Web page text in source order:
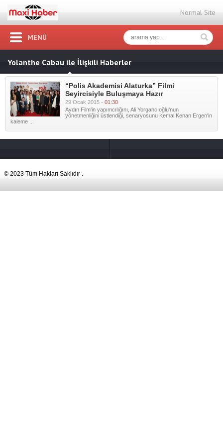
Normal Site
MENÜ
Yolanthe Cabau ile İlişkili Haberler
“Polis Akademisi Alaturka” Filmi
Seyircisiyle Buluşmaya Hazır
29 Ocak 2015 - 01:30
Aydın Film'in yapımcılığını, Ali Yorgancıoğlu'nun
yönetmenliğini üstlendiği, senaryosunu Kemal Kenan Ergen'in
kaleme ...
© 2023 Tüm Hakları Saklıdır .